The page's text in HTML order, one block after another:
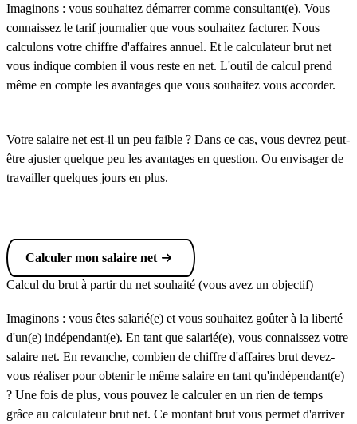
Imaginons : vous souhaitez démarrer comme consultant(e). Vous
connaissez le tarif journalier que vous souhaitez facturer. Nous
calculons votre chiffre d'affaires annuel. Et le calculateur brut net
vous indique combien il vous reste en net. L'outil de calcul prend
même en compte les avantages que vous souhaitez vous accorder.
Votre salaire net est-il un peu faible ? Dans ce cas, vous devrez peut-
être ajuster quelque peu les avantages en question. Ou envisager de
travailler quelques jours en plus.
Calculer mon salaire net
Calcul du brut à partir du net souhaité (vous avez un objectif)
Imaginons : vous êtes salarié(e) et vous souhaitez goûter à la liberté
d'un(e) indépendant(e). En tant que salarié(e), vous connaissez votre
salaire net. En revanche, combien de chiffre d'affaires brut devez-
vous réaliser pour obtenir le même salaire en tant qu'indépendant(e)
? Une fois de plus, vous pouvez le calculer en un rien de temps
grâce au calculateur brut net. Ce montant brut vous permet d'arriver